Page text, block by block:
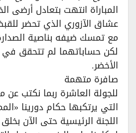
المباراة انتهت بتعادل أرضى
عشاق الآزوري الذي تحضر
مع تمسك ضيفه بناصية
لكن حساباتهما لم تتحقق في
الأخضر.
صافرة متهمة
للجولة العاشرة ربما نكتب عن
التي يرتكبها حكام دورينا
اللجنة الرئيسية حتى الآن